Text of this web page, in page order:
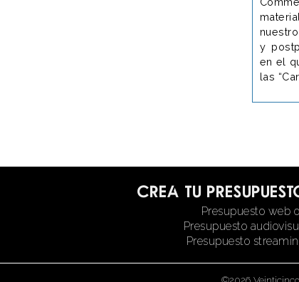
y
en el
las
Crea tu
Presupuesto web
Presupuesto
Presupuesto